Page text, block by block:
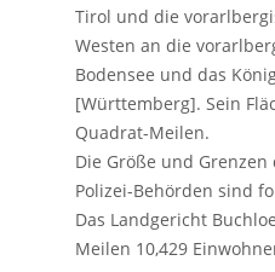
Tirol und die
Westen an die
Bodensee und das
[Württemberg]. Sein
Quadrat-Meilen.
Die Größe und
Polizei-Behörden sind
Das Landgericht
Meilen 10,429